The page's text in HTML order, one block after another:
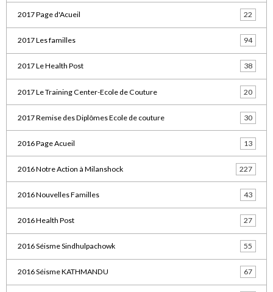
2017 Page d'Acueil 22
2017 Les familles 94
2017 Le Health Post 38
2017 Le Training Center-Ecole de Couture 20
2017 Remise des Diplômes Ecole de couture 30
2016 Page Acueil 13
2016 Notre Action à Milanshock 227
2016 Nouvelles Familles 43
2016 Health Post 27
2016 Séisme Sindhulpachowk 55
2016 Séisme KATHMANDU 67